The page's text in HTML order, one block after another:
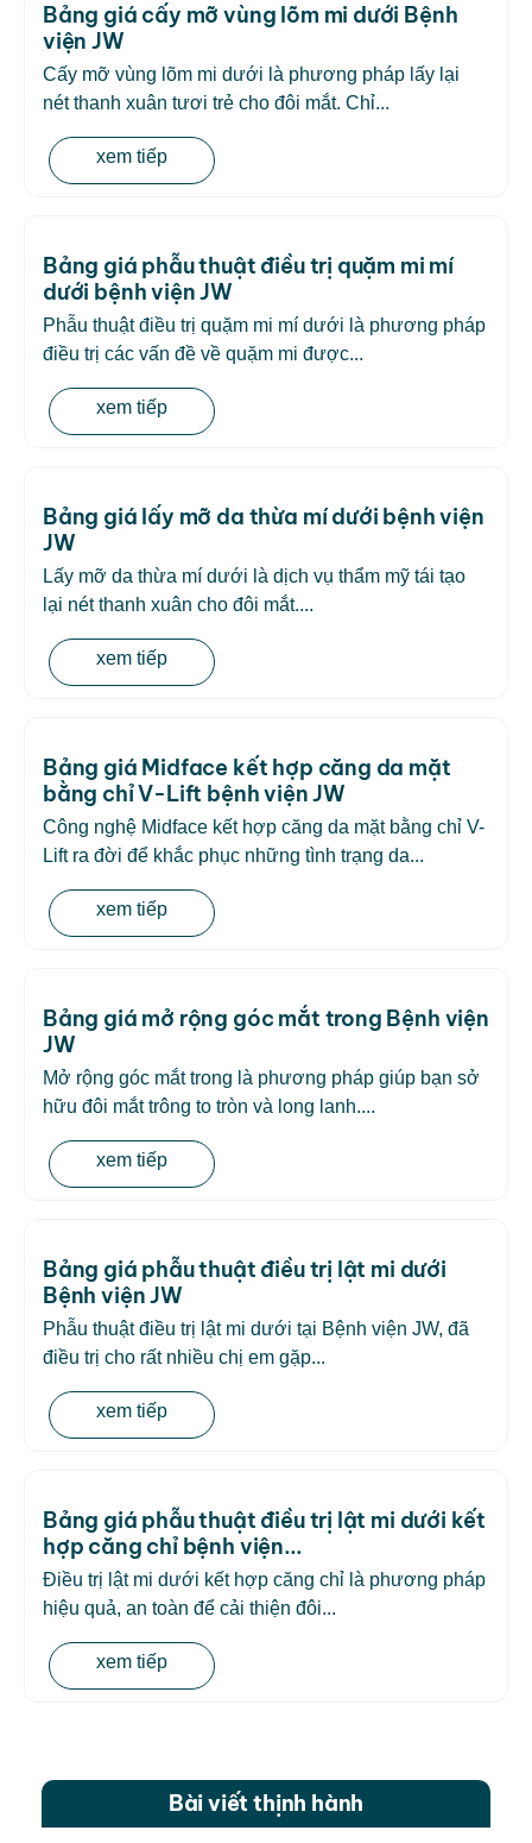
Bảng giá cấy mỡ vùng lõm mi dưới Bệnh
viện JW
Cấy mỡ vùng lõm mi dưới là phương pháp lấy lại
nét thanh xuân tươi trẻ cho đôi mắt. Chỉ...
xem tiếp
Bảng giá phẫu thuật điều trị quặm mi mí
dưới bệnh viện JW
Phẫu thuật điều trị quặm mi mí dưới là phương pháp
điều trị các vấn đề về quặm mi được...
xem tiếp
Bảng giá lấy mỡ da thừa mí dưới bệnh viện
JW
Lấy mỡ da thừa mí dưới là dịch vụ thẩm mỹ tái tạo
lại nét thanh xuân cho đôi mắt....
xem tiếp
Bảng giá Midface kết hợp căng da mặt
bằng chỉ V-Lift bệnh viện JW
Công nghệ Midface kết hợp căng da mặt bằng chỉ V-
Lift ra đời để khắc phục những tình trạng da...
xem tiếp
Bảng giá mở rộng góc mắt trong Bệnh viện
JW
Mở rộng góc mắt trong là phương pháp giúp bạn sở
hữu đôi mắt trông to tròn và long lanh....
xem tiếp
Bảng giá phẫu thuật điều trị lật mi dưới
Bệnh viện JW
Phẫu thuật điều trị lật mi dưới tại Bệnh viện JW, đã
điều trị cho rất nhiều chị em gặp...
xem tiếp
Bảng giá phẫu thuật điều trị lật mi dưới kết
hợp căng chỉ bệnh viện...
Điều trị lật mi dưới kết hợp căng chỉ là phương pháp
hiệu quả, an toàn để cải thiện đôi...
xem tiếp
Bài viết thịnh hành